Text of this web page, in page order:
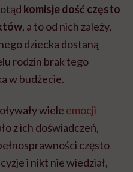
komisje dość często
, a to od nich zależy,
dziecka dostaną
rodzin brak tego
w budżecie.
wiele emocji
z ich doświadczeń,
często
i nikt nie wiedział,